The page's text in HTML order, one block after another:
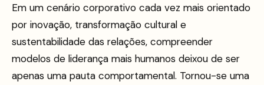
Em um cenário corporativo cada vez mais orientado
por inovação, transformação cultural e
sustentabilidade das relações, compreender
modelos de liderança mais humanos deixou de ser
apenas uma pauta comportamental. Tornou-se uma